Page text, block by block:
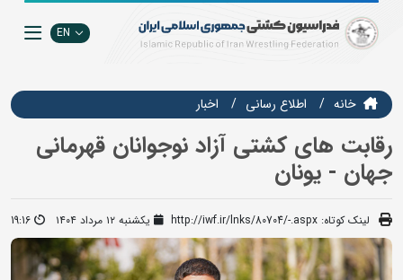
EN
خانه اطلاع رسانی اخبار
رقابت های کشتی آزاد نوجوانان قهرمانی
جهان - یونان
لینک کوتاه: http://iwf.ir/lnks/80704/-.aspx یکشنبه ۱۲ مرداد ۱۴۰۴ 19:16